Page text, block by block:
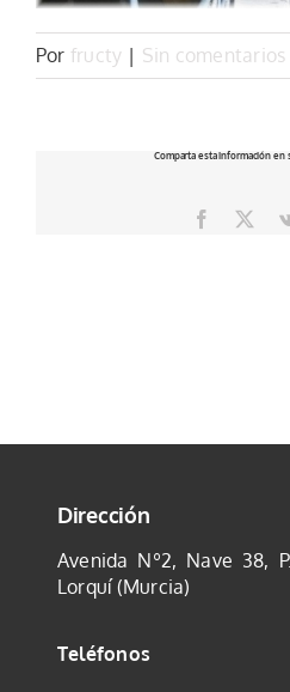
Por fructy | Sin comentarios
Comparta esta información en
Facebook
Dirección
Avenida Nº2, Nave 38,
Lorquí (Murcia)
Teléfonos